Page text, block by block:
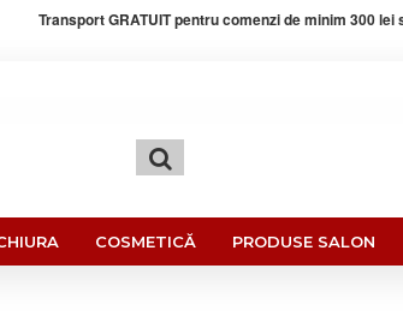
Transport GRATUIT pentru comenzi de minim 300 lei
COSMETICĂ PRODUSE SALON